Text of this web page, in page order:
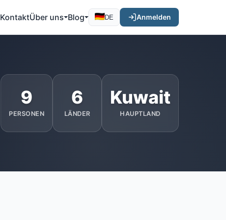
KontaktÜber uns Blog DE Anmelden
9
PERSONEN
6
LÄNDER
Kuwait
HAUPTLAND